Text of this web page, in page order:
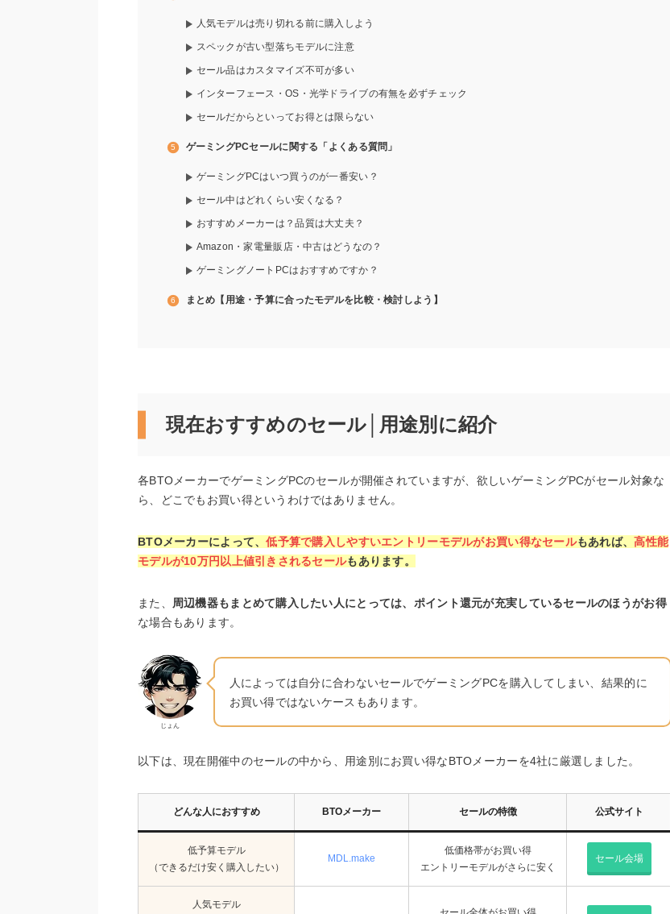
人気モデルは売り切れる前に購入しよう
スペックが古い型落ちモデルに注意
セール品はカスタマイズ不可が多い
インターフェース・OS・光学ドライブの有無を必ずチェック
セールだからといってお得とは限らない
ゲーミングPCセールに関する「よくある質問」
ゲーミングPCはいつ買うのが一番安い？
セール中はどれくらい安くなる？
おすすめメーカーは？品質は大丈夫？
Amazon・家電量販店・中古はどうなの？
ゲーミングノートPCはおすすめですか？
まとめ【用途・予算に合ったモデルを比較・検討しよう】
現在おすすめのセール│用途別に紹介
各BTOメーカーでゲーミングPCのセールが開催されていますが、欲しいゲーミングPCがセール対象な
ら、どこでもお買い得というわけではありません。
BTOメーカーによって、低予算で購入しやすいエントリーモデルがお買い得なセールもあれば、高性能
モデルが10万円以上値引きされるセールもあります。
また、 周辺機器もまとめて購入したい人にとっては、ポイント還元が充実しているセールのほうがお得
な場合もあります。
じょん
人によっては自分に合わないセールでゲーミングPCを購入してしまい、結果的に
お買い得ではないケースもあります。
以下は、現在開催中のセールの中から、用途別にお買い得なBTOメーカーを4社に厳選しました。
どんな人におすすめ BTOメーカー セールの特徴 公式サイト
低予算モデル
（できるだけ安く購入したい）
MDL.make
低価格帯がお買い得
エントリーモデルがさらに安く
セール会場
人気モデル